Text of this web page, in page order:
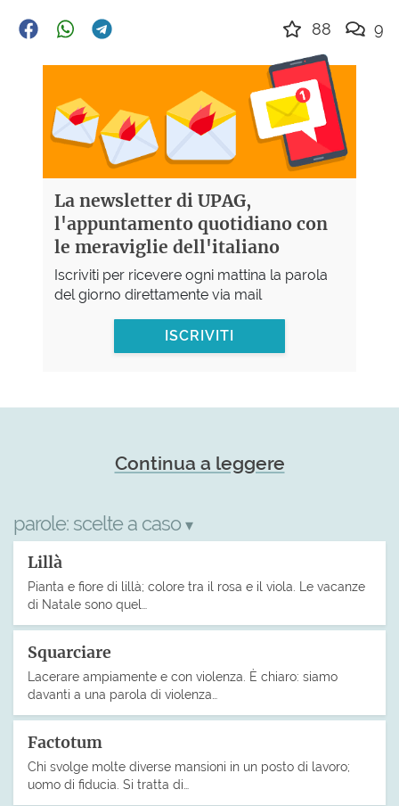
88 9
La newsletter di UPAG,
l'appuntamento quotidiano con
le meraviglie dell'italiano
Iscriviti per ricevere ogni mattina la parola
del giorno direttamente via mail
ISCRIVITI
Continua a leggere
parole: scelte a caso ▾
Lillà
Pianta e fiore di lillà; colore tra il rosa e il viola. Le vacanze
di Natale sono quel…
Squarciare
Lacerare ampiamente e con violenza. È chiaro: siamo
davanti a una parola di violenza…
Factotum
Chi svolge molte diverse mansioni in un posto di lavoro;
uomo di fiducia. Si tratta di…